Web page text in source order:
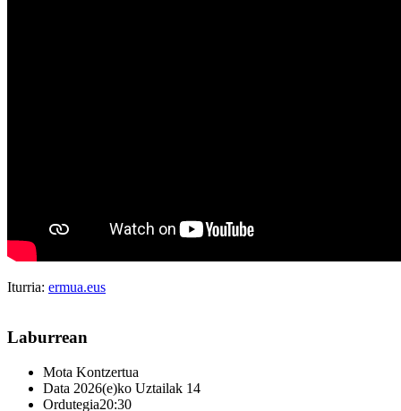
Iturria: ermua.eus
Laburrean
Mota Kontzertua
Data 2026(e)ko Uztailak 14
Ordutegia20:30